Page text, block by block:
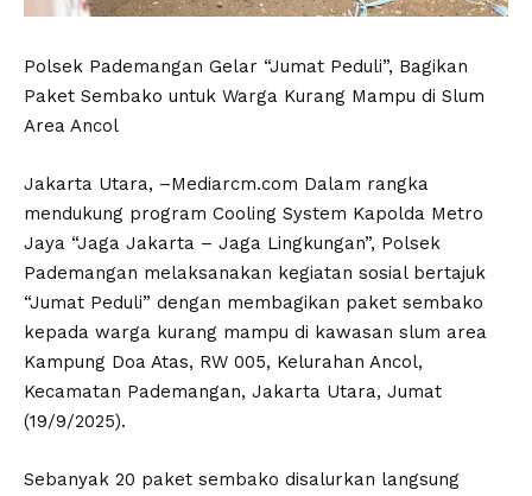
Polsek Pademangan Gelar “Jumat Peduli”, Bagikan
Paket Sembako untuk Warga Kurang Mampu di Slum
Area Ancol
Jakarta Utara, –Mediarcm.com Dalam rangka
mendukung program Cooling System Kapolda Metro
Jaya “Jaga Jakarta – Jaga Lingkungan”, Polsek
Pademangan melaksanakan kegiatan sosial bertajuk
“Jumat Peduli” dengan membagikan paket sembako
kepada warga kurang mampu di kawasan slum area
Kampung Doa Atas, RW 005, Kelurahan Ancol,
Kecamatan Pademangan, Jakarta Utara, Jumat
(19/9/2025).
Sebanyak 20 paket sembako disalurkan langsung